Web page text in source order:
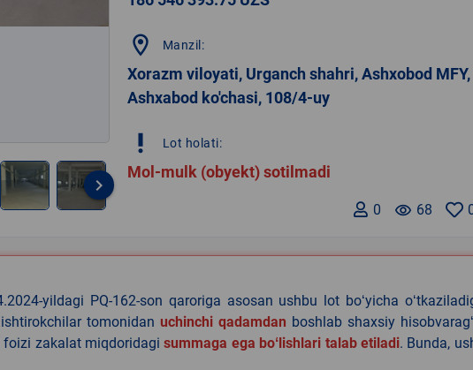
keyboard_arrow_right
location_on Manzil:
Xorazm viloyati, Urganch shahri, Ashxobod MFY,
Ashxabod ko'chasi, 108/4-uy
priority_high Lot holati:
Mol-mulk (obyekt) sotilmadi
remove_red_eye 68
0
yildagi PQ-162-son qaroriga asosan ushbu lot boʻyicha
tomonidan uchinchi qadamdan boshlab shaxsiy
foizi zakalat miqdoridagisummaga ega boʻlishlari talab etiladi. Bunda,